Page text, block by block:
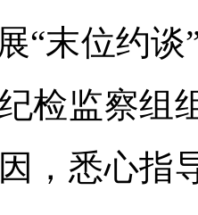
“末位约
检监察组
，悉心指